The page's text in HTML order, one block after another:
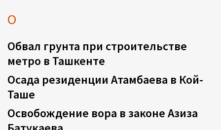
О
Обвал грунта при строительстве
метро в Ташкенте
Осада резиденции Атамбаева в Кой-
Таше
Освобождение вора в законе Азиза